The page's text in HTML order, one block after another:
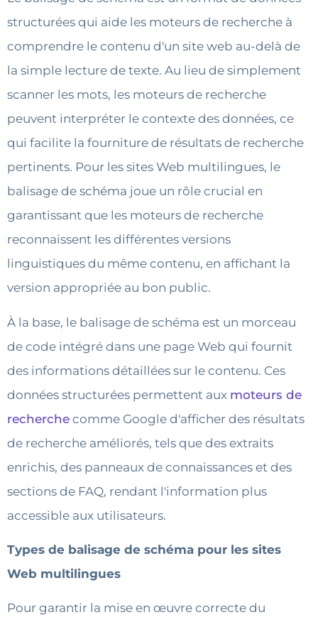
structurées qui aide les moteurs de recherche à
comprendre le contenu d'un site web au-delà de
la simple lecture de texte. Au lieu de simplement
scanner les mots, les moteurs de recherche
peuvent interpréter le contexte des données, ce
qui facilite la fourniture de résultats de recherche
pertinents. Pour les sites Web multilingues, le
balisage de schéma joue un rôle crucial en
garantissant que les moteurs de recherche
reconnaissent les différentes versions
linguistiques du même contenu, en affichant la
version appropriée au bon public.
À la base, le balisage de schéma est un morceau
de code intégré dans une page Web qui fournit
des informations détaillées sur le contenu. Ces
données structurées permettent aux moteurs de
recherche comme Google d'afficher des résultats
de recherche améliorés, tels que des extraits
enrichis, des panneaux de connaissances et des
sections de FAQ, rendant l'information plus
accessible aux utilisateurs.
Types de balisage de schéma pour les sites
Web multilingues
Pour garantir la mise en œuvre correcte du